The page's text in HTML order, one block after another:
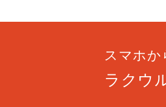
スマホか
ラクウ